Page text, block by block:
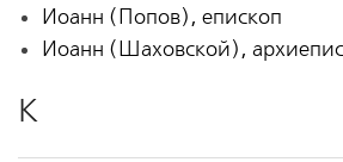
Иоанн (Попов), епископ
Иоанн (Шаховской),
К